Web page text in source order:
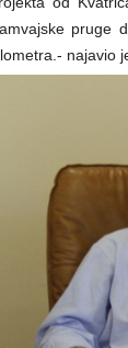
pruge
najavio